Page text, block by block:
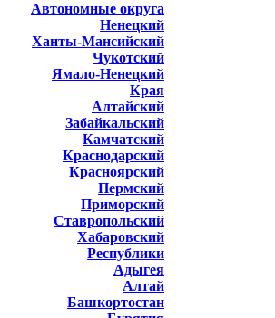
Автономные округа
Ненецкий
Ханты-Мансийский
Чукотский
Ямало-Ненецкий
Края
Алтайский
Забайкальский
Камчатский
Краснодарский
Красноярский
Пермский
Приморский
Ставропольский
Хабаровский
Республики
Адыгея
Алтай
Башкортостан